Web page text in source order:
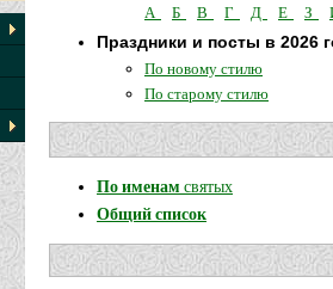
А Б В Г Д Е З
Праздники и посты в 2026
По новому стилю
По старому стилю
По именам святых
Общий список